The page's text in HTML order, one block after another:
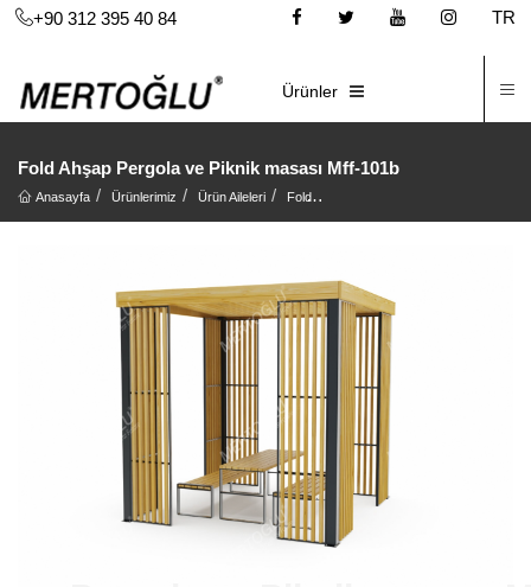
+90 312 395 40 84
TR
Ürünler
Fold Ahşap Pergola ve Piknik masası Mff-101b
Anasayfa Ürünlerimiz Ürün Aileleri Fold